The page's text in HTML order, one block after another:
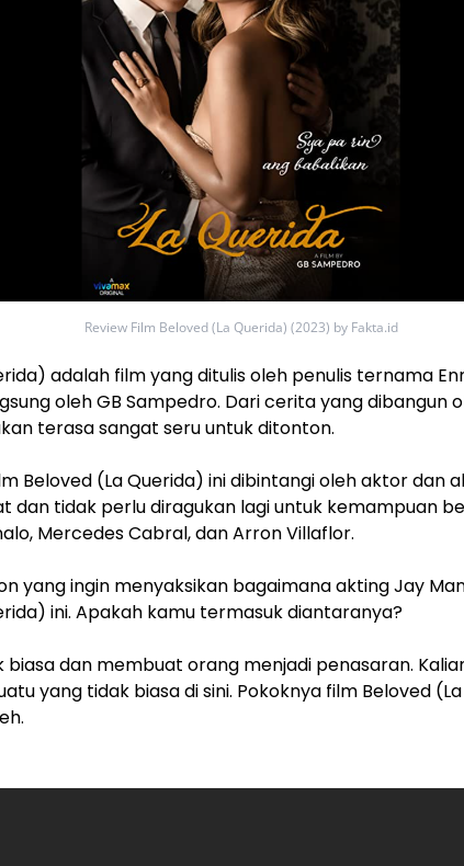
Review Film Beloved (La Querida) (2023) by Fakta.id
adalah film yang ditulis oleh penulis ternama
oleh GB Sampedro. Dari cerita yang dibangun
terasa sangat seru untuk ditonton.
Beloved (La Querida) ini dibintangi oleh aktor dan
dan tidak perlu diragukan lagi untuk kemampuan
Mercedes Cabral, dan Arron Villaflor.
yang ingin menyaksikan bagaimana akting Jay
ini. Apakah kamu termasuk diantaranya?
biasa dan membuat orang menjadi penasaran.
yang tidak biasa di sini. Pokoknya film Beloved